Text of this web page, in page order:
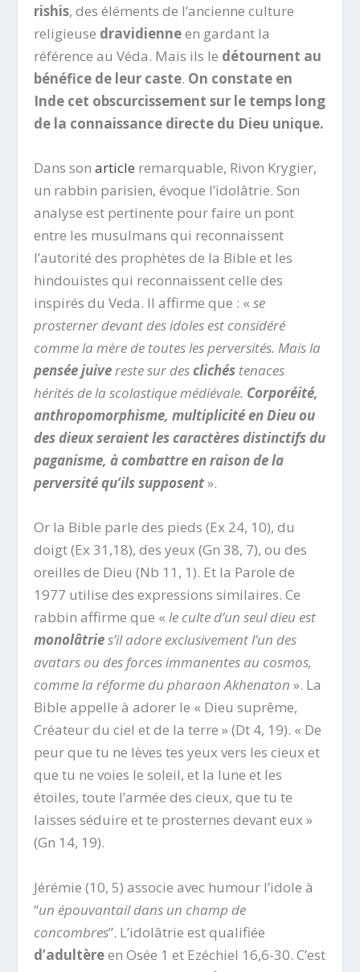
rishis, des éléments de l’ancienne culture
religieuse dravidienneen gardant la
référence au Véda. Mais ils le détournent au
bénéfice de leur caste. On constate en
Inde cet obscurcissement sur le temps long
de la connaissance directe du Dieu unique.
Dans sonarticle remarquable, Rivon Krygier,
un rabbin parisien, évoque l’idolâtrie. Son
analyse est pertinente pour faire un pont
entre les musulmans qui reconnaissent
l’autorité des prophètes de la Bible et les
hindouistes qui reconnaissent celle des
inspirés du Veda. Il affirme que : «se
prosterner devant des idoles est considéré
comme la mère de toutes les perversités. Mais la
pensée juivereste sur desclichés tenaces
hérités de la scolastique médiévale. Corporéité,
anthropomorphisme, multiplicité en Dieu ou
des dieux seraient les caractères distinctifs du
paganisme, à combattre en raison de la
perversité qu’ils supposent».
Or la Bible parle des pieds (Ex 24, 10), du
doigt (Ex 31,18), des yeux (Gn 38, 7), ou des
oreilles de Dieu (Nb 11, 1). Et la Parole de
1977 utilise des expressions similaires. Ce
rabbin affirme que «le culte d’un seul dieu est
monolâtries’il adore exclusivement l’un des
avatars ou des forces immanentes au cosmos,
comme la réforme du pharaon Akhenaton ». La
Bible appelle à adorer le « Dieu suprême,
Créateur du ciel et de la terre » (Dt 4, 19). « De
peur que tu ne lèves tes yeux vers les cieux et
que tu ne voies le soleil, et la lune et les
étoiles, toute l’armée des cieux, que tu te
laisses séduire et te prosternes devant eux »
(Gn 14, 19).
Jérémie (10, 5) associe avec humour l’idole à
“un épouvantail dans un champ de
concombres”. L’idolâtrie est qualifiée
d’adultèreen Osée 1 et Ezéchiel 16,6-30. C’est